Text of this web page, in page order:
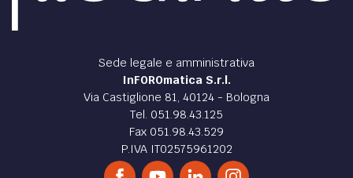
Sede legale e amministrativa
InFOROmatica S.r.l.
Via Castiglione 81, 40124 - Bologna
Tel. 051.98.43.125
Fax 051.98.43.529
P.IVA IT02575961202